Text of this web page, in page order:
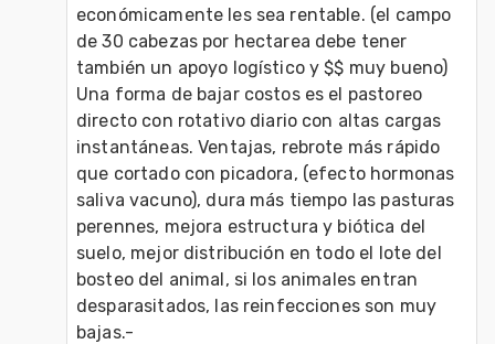
económicamente les sea rentable. (el campo
de 30 cabezas por hectarea debe tener
también un apoyo logístico y $$ muy bueno)
Una forma de bajar costos es el pastoreo
directo con rotativo diario con altas cargas
instantáneas. Ventajas, rebrote más rápido
que cortado con picadora, (efecto hormonas
saliva vacuno), dura más tiempo las pasturas
perennes, mejora estructura y biótica del
suelo, mejor distribución en todo el lote del
bosteo del animal, si los animales entran
desparasitados, las reinfecciones son muy
bajas.-